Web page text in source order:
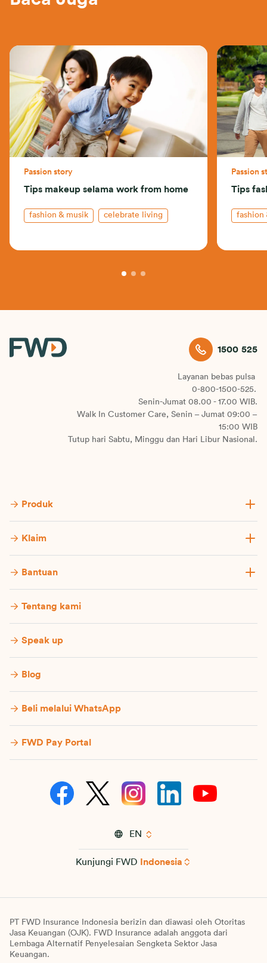
Passion story
Tips makeup selama work from home
fashion & musik celebrate living
Passion
Tips
fashion
1500 525
Layanan bebas pulsa
0-800-1500-525.
Senin-Jumat 08.00 - 17.00 WIB.
Walk In Customer Care, Senin – Jumat 09:00 –
15:00 WIB
Tutup hari Sabtu, Minggu dan Hari Libur Nasional.
Produk
Klaim
Bantuan
Tentang kami
Speak up
Blog
Beli melalui WhatsApp
FWD Pay Portal
EN
Kunjungi FWD Indonesia
PT FWD Insurance Indonesia berizin dan diawasi oleh Otoritas
Jasa Keuangan (OJK). FWD Insurance adalah anggota dari
Lembaga Alternatif Penyelesaian Sengketa Sektor Jasa
Keuangan.